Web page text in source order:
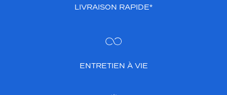
LIVRAISON RAPIDE*
ENTRETIEN À VIE